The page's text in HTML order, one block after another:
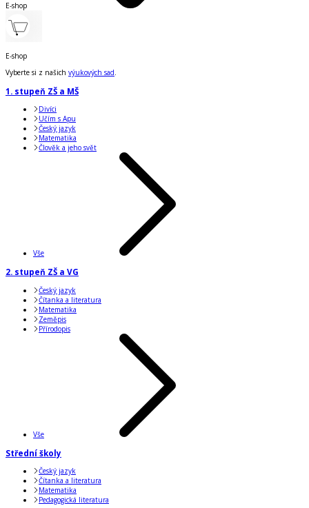
E-shop
E-shop
Vyberte si z našich výukových sad.
1. stupeň ZŠ a MŠ
Divíci
Učím s Apu
Český jazyk
Matematika
Člověk a jeho svět
Vše
2. stupeň ZŠ a VG
Český jazyk
Čítanka a literatura
Matematika
Zeměpis
Přírodopis
Vše
Střední školy
Český jazyk
Čítanka a literatura
Matematika
Pedagogická literatura